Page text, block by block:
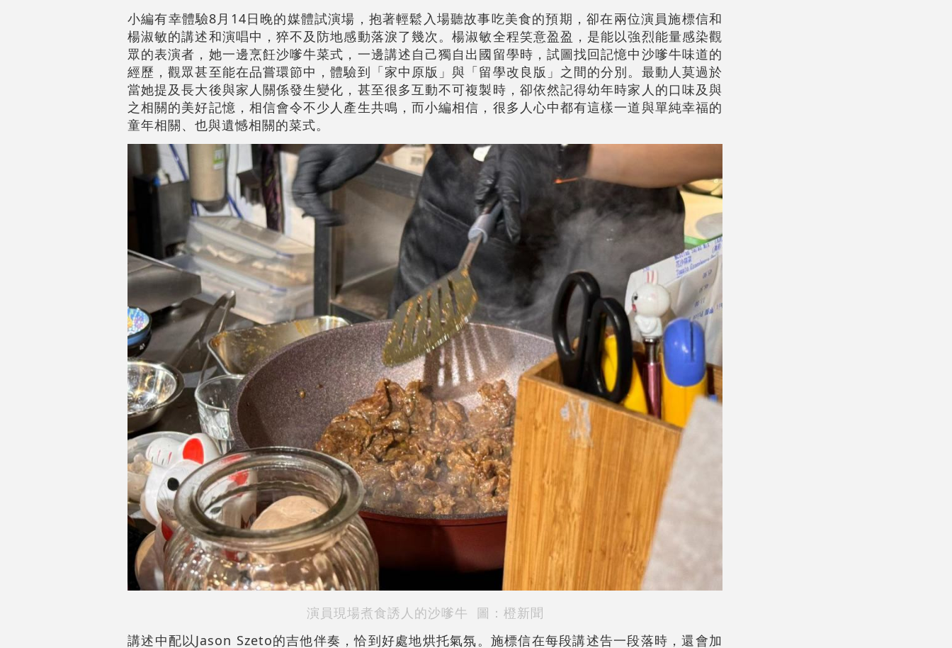
小編有幸體驗8月14日晚的媒體試演場，抱著輕鬆入場聽故事吃美食的預期，卻在兩位演員施標信和
楊淑敏的講述和演唱中，猝不及防地感動落淚了幾次。楊淑敏全程笑意盈盈，是能以強烈能量感染觀
眾的表演者，她一邊烹飪沙嗲牛菜式，一邊講述自己獨自出國留學時，試圖找回記憶中沙嗲牛味道的
經歷，觀眾甚至能在品嘗環節中，體驗到「家中原版」與「留學改良版」之間的分別。最動人莫過於
當她提及長大後與家人關係發生變化，甚至很多互動不可複製時，卻依然記得幼年時家人的口味及與
之相關的美好記憶，相信會令不少人產生共鳴，而小編相信，很多人心中都有這樣一道與單純幸福的
童年相關、也與遺憾相關的菜式。
演員現場煮食誘人的沙嗲牛 圖：橙新聞
講述中配以Jason Szeto的吉他伴奏，恰到好處地烘托氣氛。施標信在每段講述告一段落時，還會加